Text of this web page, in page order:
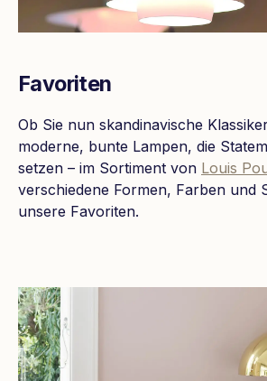
Favoriten
Ob Sie nun skandinavische
moderne, bunte Lampen, die
setzen – im Sortiment von Louis
verschiedene Formen, Farben und
unsere Favoriten.